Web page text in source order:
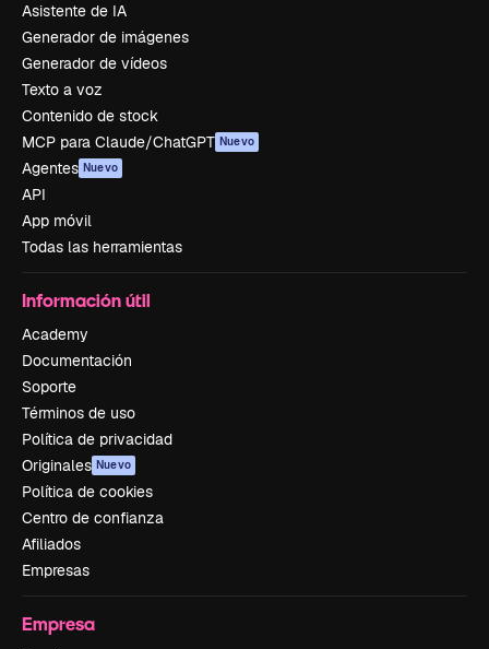
Asistente de IA
Generador de imágenes
Generador de vídeos
Texto a voz
Contenido de stock
MCP para Claude/ChatGPT Nuevo
Agentes Nuevo
API
App móvil
Todas las herramientas
Información útil
Academy
Documentación
Soporte
Términos de uso
Política de privacidad
Originales Nuevo
Política de cookies
Centro de confianza
Afiliados
Empresas
Empresa